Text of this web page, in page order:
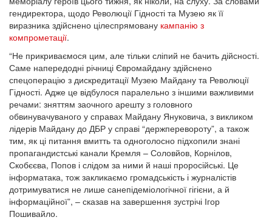
гендиректора, щодо Революції Гідності та Музею як її
виразника здійснено цілеспрямовану кампанію з
компрометації.
“Не прикриваємося цим, але тільки сліпий не бачить дійсності.
Саме напередодні річниці Євромайдану здійснено
спецоперацію з дискредитації Музею Майдану та Революції
Гідності. Адже це відбулося паралельно з іншими важливими
речами: зняттям заочного арешту з головного
обвинувачуваного у справах Майдану Януковича, з викликом
лідерів Майдану до ДБР у справі “держперевороту”, а також
тим, як ці питання вмитть та одноголосно підхопили знані
пропагандистські канали Кремля – Соловйов, Корнілов,
Скобєєва, Попов і слідом за ними й наші проросійські. Це
інформатака, тож закликаємо громадськість і журналістів
дотримуватися не лише санепідеміологічної гігієни, а й
інформаційної”, – сказав на завершення зустрічі Ігор
Пошивайло.